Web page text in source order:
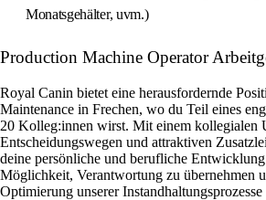
Monatsgehälter, uvm.)
Production Machine Operator
Royal Canin bietet eine herausfordernde
Maintenance in Frechen, wo du Teil eines
20 Kolleg:innen wirst. Mit einem kollegialen
Entscheidungswegen und attraktiven
deine persönliche und berufliche
Möglichkeit, Verantwortung zu übernehmen
Optimierung unserer Instandhaltungsprozesse